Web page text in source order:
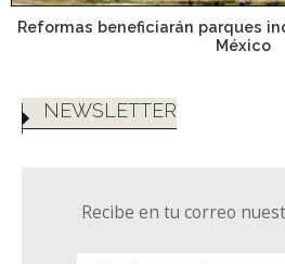
Reformas beneficiarán parques
México
NEWSLETTER
Recibe en tu correo